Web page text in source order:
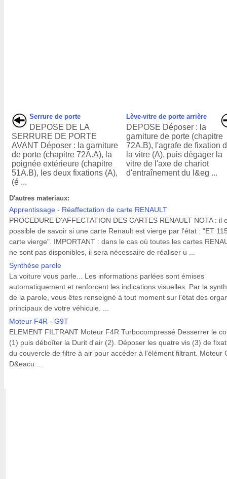
Serrure de porte
DEPOSE DE LA
SERRURE DE PORTE
AVANT Déposer : la garniture
de porte (chapitre 72A.A), la
poignée extérieure (chapitre
51A.B), les deux fixations (A),
(é ...
Lève-vitre de porte arrière
DEPOSE Déposer : la
garniture de porte (chapitre
72A.B), l'agrafe de fixation
la vitre (A), puis dégager la
vitre de l'axe de chariot
d'entraînement du l&eg ...
D'autres materiaux:
Apprentissage - Réaffectation de carte RENAULT
PROCEDURE D'AFFECTATION DES CARTES RENAULT NOTA : il
possible de savoir si une carte Renault est vierge par l'état : "ET
carte vierge". IMPORTANT : dans le cas où toutes les cartes
ne sont pas disponibles, il sera nécessaire de réaliser u ...
Synthèse parole
La voiture vous parle... Les informations parlées sont émises
automatiquement et renforcent les indications visuelles. Par la
de la parole, vous êtes renseigné à tout moment sur l'état des
principaux de votre véhicule. ...
Moteur F4R - G9T
ELEMENT FILTRANT Moteur F4R Turbocompressé Desserrer le
(1) puis déboîter la Durit d'air (2). Déposer les quatre vis (3) de
du couvercle de filtre à air pour accéder à l'élément filtrant. Moteur
D&eacu ...